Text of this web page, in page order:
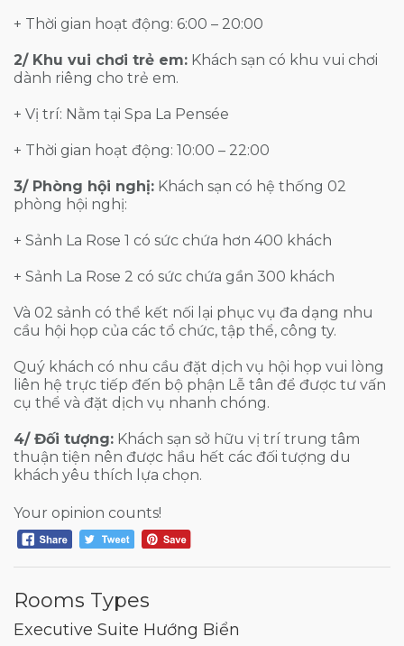
+ Thời gian hoạt động: 6:00 – 20:00
2/ Khu vui chơi trẻ em: Khách sạn có khu vui chơi
dành riêng cho trẻ em.
+ Vị trí: Nằm tại Spa La Pensée
+ Thời gian hoạt động: 10:00 – 22:00
3/ Phòng hội nghị: Khách sạn có hệ thống 02
phòng hội nghị:
+ Sảnh La Rose 1 có sức chứa hơn 400 khách
+ Sảnh La Rose 2 có sức chứa gần 300 khách
Và 02 sảnh có thể kết nối lại phục vụ đa dạng nhu
cầu hội họp của các tổ chức, tập thể, công ty.
Quý khách có nhu cầu đặt dịch vụ hội họp vui lòng
liên hệ trực tiếp đến bộ phận Lễ tân để được tư vấn
cụ thể và đặt dịch vụ nhanh chóng.
4/ Đối tượng: Khách sạn sở hữu vị trí trung tâm
thuận tiện nên được hầu hết các đối tượng du
khách yêu thích lựa chọn.
Your opinion counts!
Rooms Types
Executive Suite Hướng Biển